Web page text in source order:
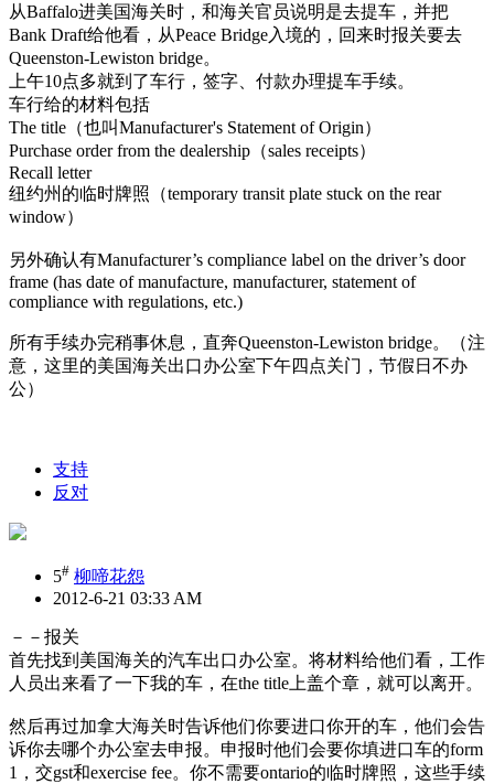
从Baffalo进美国海关时，和海关官员说明是去提车，并把
Bank Draft给他看，从Peace Bridge入境的，回来时报关要去
Queenston-Lewiston bridge。
上午10点多就到了车行，签字、付款办理提车手续。
车行给的材料包括
The title（也叫Manufacturer's Statement of Origin）
Purchase order from the dealership（sales receipts）
Recall letter
纽约州的临时牌照（temporary transit plate stuck on the rear
window）
另外确认有Manufacturer’s compliance label on the driver’s door
frame (has date of manufacture, manufacturer, statement of
compliance with regulations, etc.)
所有手续办完稍事休息，直奔Queenston-Lewiston bridge。（注
意，这里的美国海关出口办公室下午四点关门，节假日不办
公）
支持
反对
5# 柳啼花怨
2012-6-21 03:33 AM
－－报关
首先找到美国海关的汽车出口办公室。将材料给他们看，工作
人员出来看了一下我的车，在the title上盖个章，就可以离开。
然后再过加拿大海关时告诉他们你要进口你开的车，他们会告
诉你去哪个办公室去申报。申报时他们会要你填进口车的form
1，交gst和exercise fee。你不需要ontario的临时牌照，这些手续